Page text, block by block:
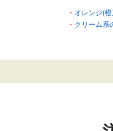
オレンジ(
クリーム系